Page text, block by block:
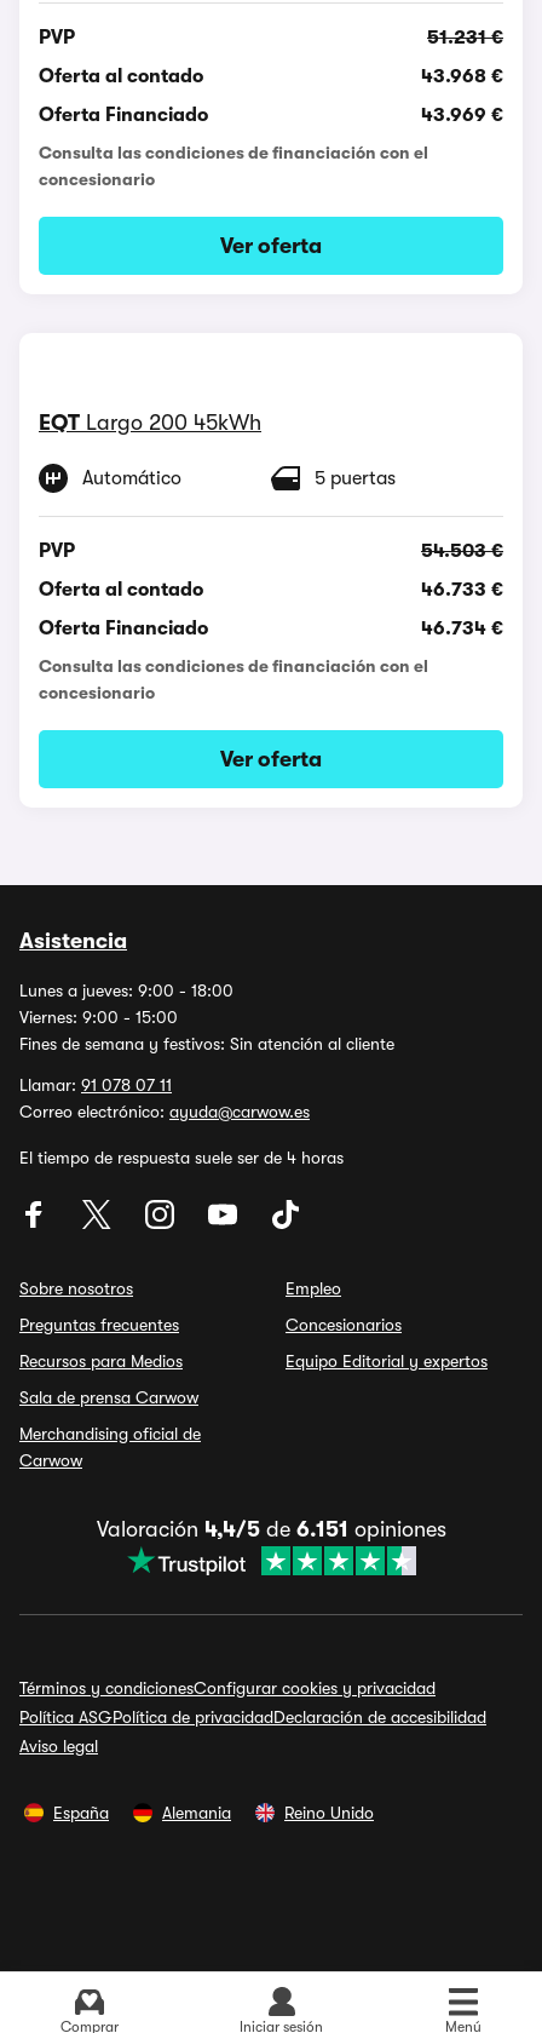
Comprar Iniciar sesión Menú
PVP
51.231 €
Oferta al contado
43.968 €
Oferta Financiado
43.969 €
Consulta las condiciones de financiación con el
concesionario
Ver oferta
EQT Largo 200 45kWh
Automático 5 puertas
PVP
54.503 €
Oferta al contado
46.733 €
Oferta Financiado
46.734 €
Consulta las condiciones de financiación con el
concesionario
Ver oferta
Asistencia
Lunes a jueves: 9:00 - 18:00
Viernes: 9:00 - 15:00
Fines de semana y festivos: Sin atención al cliente
Llamar: 91 078 07 11
Correo electrónico: ayuda@carwow.es
El tiempo de respuesta suele ser de 4 horas
Sobre nosotros
Preguntas frecuentes
Recursos para Medios
Sala de prensa Carwow
Merchandising oficial de
Carwow
Empleo
Concesionarios
Equipo Editorial y expertos
Valoración 4,4/5de 6.151 opiniones
Términos y condicionesConfigurar cookies y privacidad
Política ASGPolítica de privacidadDeclaración de accesibilidad
Aviso legal
España Alemania Reino Unido